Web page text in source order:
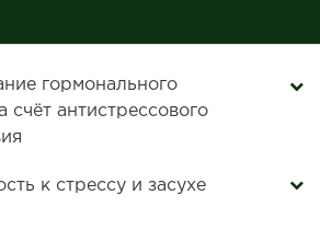
гормонального
счёт антистрессового
к стрессу и засухе